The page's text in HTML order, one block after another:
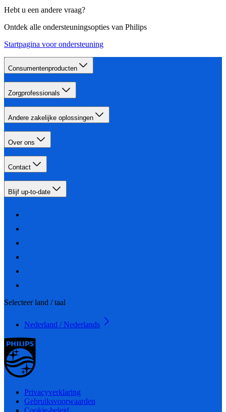
Hebt u een andere vraag?
Ontdek alle ondersteuningsopties van Philips
Startpagina voor ondersteuning
Consumentenproducten
Zorgprofessionals
Andere zakelijke oplossingen
Over ons
Contact
Blijf up-to-date
Selecteer land / taal
Nederland / Nederlands
Privacyverklaring
Gebruiksvoorwaarden
Cookie-beleid